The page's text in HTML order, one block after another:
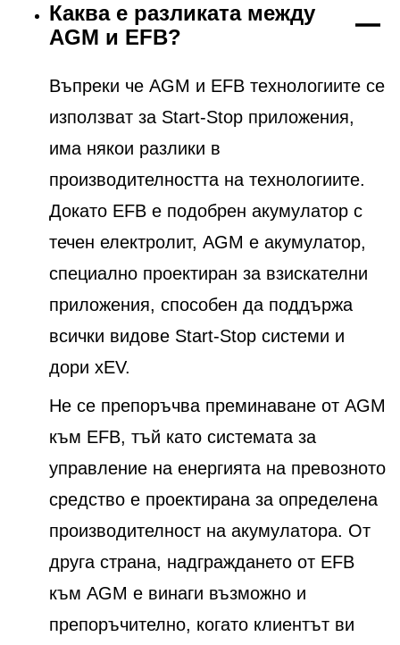
Каква е разликата между
AGM и EFB?
Въпреки че AGM и EFB технологиите се
използват за Start-Stop приложения,
има някои разлики в
производителността на технологиите.
Докато EFB е подобрен акумулатор с
течен електролит, AGM е акумулатор,
специално проектиран за взискателни
приложения, способен да поддържа
всички видове Start-Stop системи и
дори xEV.
Не се препоръчва преминаване от AGM
към EFB, тъй като системата за
управление на енергията на превозното
средство е проектирана за определена
производителност на акумулатора. От
друга страна, надграждането от EFB
към AGM е винаги възможно и
препоръчително, когато клиентът ви